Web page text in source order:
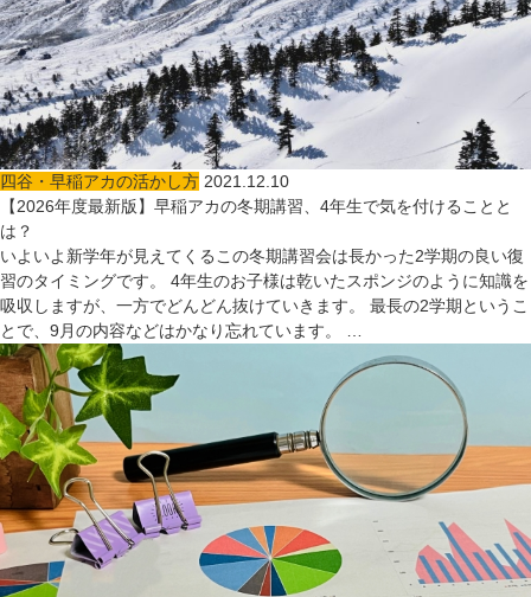
四谷・早稲アカの活かし方 2021.12.10
【2026年度最新版】早稲アカの冬期講習、4年生で気を付けることと
は？
いよいよ新学年が見えてくるこの冬期講習会は長かった2学期の良い復
習のタイミングです。 4年生のお子様は乾いたスポンジのように知識を
吸収しますが、一方でどんどん抜けていきます。 最長の2学期というこ
とで、9月の内容などはかなり忘れています。 …